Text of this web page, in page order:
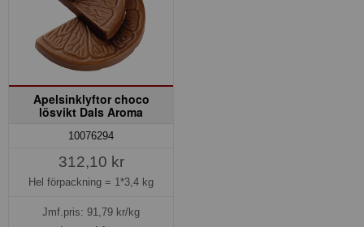
Apelsinklyftor choco
lösvikt Dals Aroma
10076294
312,10 kr
Hel förpackning = 1*3,4 kg
Jmf.pris: 91,79 kr/kg